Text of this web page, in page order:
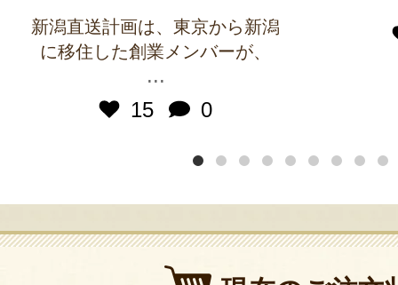
新潟直送計画は、東京から新潟
に移住した創業メンバーが、
...
15
0